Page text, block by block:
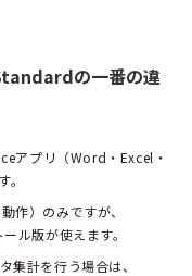
の一番の違
アプリ（Word・Excel・
作）のみですが、
ル版が使えます。
集計を行う場合は、